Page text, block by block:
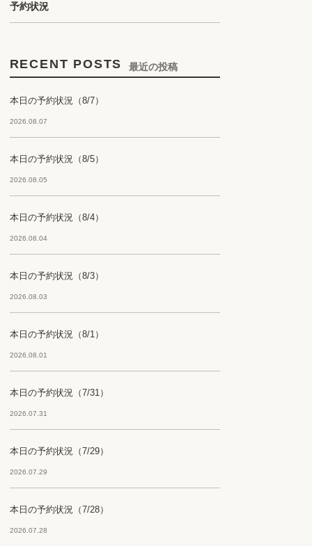
予約状況
RECENT POSTS 最近の投稿
本日の予約状況（8/7）
2026.08.07
本日の予約状況（8/5）
2026.08.05
本日の予約状況（8/4）
2026.08.04
本日の予約状況（8/3）
2026.08.03
本日の予約状況（8/1）
2026.08.01
本日の予約状況（7/31）
2026.07.31
本日の予約状況（7/29）
2026.07.29
本日の予約状況（7/28）
2026.07.28